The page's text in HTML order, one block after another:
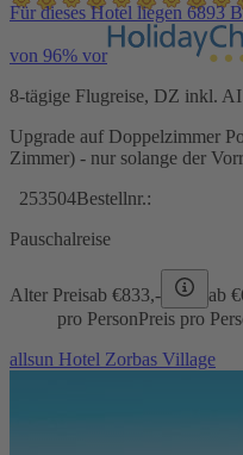
Für dieses Hotel liegen 6893
von 96% vor
8-tägige Flugreise, DZ inkl. AI
Upgrade auf Doppelzimmer
Zimmer) - nur solange der
253504Bestellnr.:
Pauschalreise
Alter Preisab €833,- ab €
pro PersonPreis pro
allsun Hotel Zorbas Village